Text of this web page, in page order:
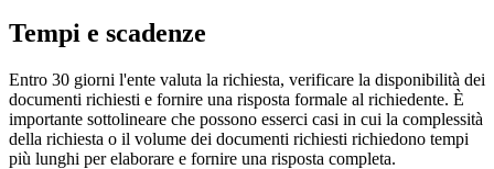
Tempi e scadenze
Entro 30 giorni l'ente valuta la richiesta, verificare la disponibilità dei
documenti richiesti e fornire una risposta formale al richiedente. È
importante sottolineare che possono esserci casi in cui la complessità
della richiesta o il volume dei documenti richiesti richiedono tempi
più lunghi per elaborare e fornire una risposta completa.